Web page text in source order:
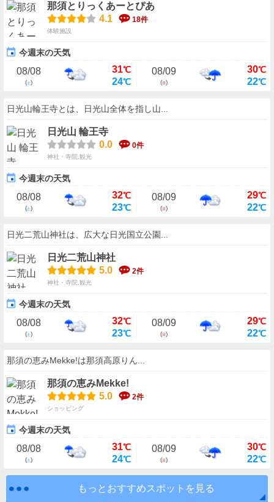
那須とりっくあーとぴあ
4.1
18件
体験施設
今週末の天気
08/08
(土)
31℃
24℃
08/09
(日)
30℃
22℃
日光山輪王寺とは、日光山全体を指し山...
日光山 輪王寺
0.0
0件
神社・寺院,観光
今週末の天気
08/08
(土)
32℃
23℃
08/09
(日)
29℃
22℃
日光二荒山神社は、広大な日光国立公園...
日光二荒山神社
5.0
2件
神社・寺院,観光
今週末の天気
08/08
(土)
32℃
23℃
08/09
(日)
29℃
22℃
那須の恵みMekke!は那須高原りん...
那須の恵みMekke!
5.0
2件
ショッピング
今週末の天気
08/08
(土)
31℃
24℃
08/09
(日)
30℃
22℃
もっとおすすめスポットを見る